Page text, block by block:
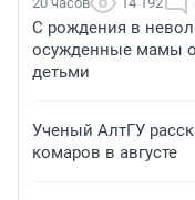
С рождения в
осужденные мамы
детьми
Ученый АлтГУ
комаров в августе